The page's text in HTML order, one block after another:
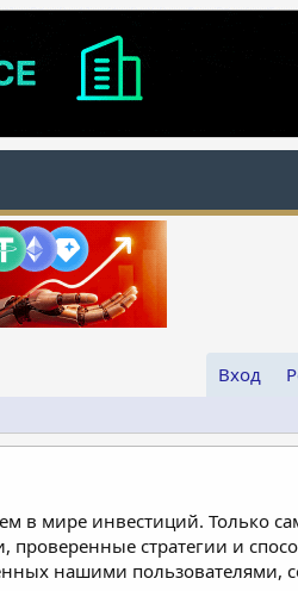
Вход
в мире инвестиций. Только
стратегии и
нашими пользователями,